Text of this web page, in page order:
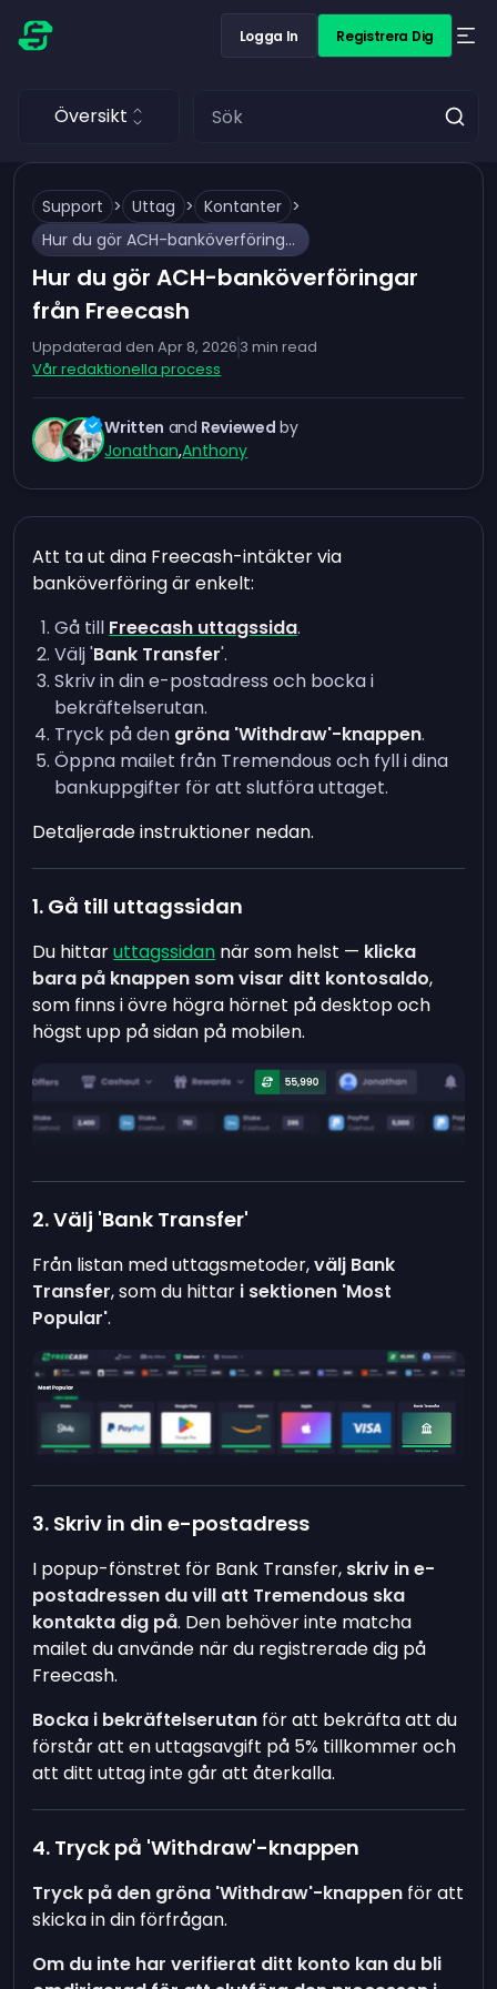
Logga In Registrera Dig
Översikt
Support > Uttag > Kontanter >
Hur du gör ACH-banköverföringar från Freecash
Hur du gör ACH-banköverföringar
från Freecash
Uppdaterad den Apr 8, 2026 3 min read
Vår redaktionella process
Written and Reviewed by
Jonathan,Anthony
Att ta ut dina Freecash-intäkter via
banköverföring är enkelt:
Gå till Freecash uttagssida.
Välj 'Bank Transfer'.
Skriv in din e-postadress och bocka i
bekräftelserutan.
Tryck på den gröna 'Withdraw'-knappen.
Öppna mailet från Tremendous och fyll i dina
bankuppgifter för att slutföra uttaget.
Detaljerade instruktioner nedan.
1. Gå till uttagssidan
Du hittaruttagssidan när som helst — klicka
bara på knappen som visar ditt kontosaldo,
som finns i övre högra hörnet på desktop och
högst upp på sidan på mobilen.
2. Välj 'Bank Transfer'
Från listan med uttagsmetoder,välj Bank
Transfer, som du hittar i sektionen 'Most
Popular'.
3. Skriv in din e-postadress
I popup-fönstret för Bank Transfer, skriv in e-
postadressen du vill att Tremendous ska
kontakta dig på. Den behöver inte matcha
mailet du använde när du registrerade dig på
Freecash.
Bocka i bekräftelserutan för att bekräfta att du
förstår att en uttagsavgift på 5% tillkommer och
att ditt uttag inte går att återkalla.
4. Tryck på 'Withdraw'-knappen
Tryck på den gröna 'Withdraw'-knappen för att
skicka in din förfrågan.
Om du inte har verifierat ditt konto kan du bli